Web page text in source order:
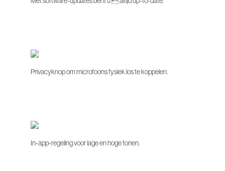
Privacyknop om microfoons fysiek los te koppelen.
In-app-regeling voor lage en hoge tonen.